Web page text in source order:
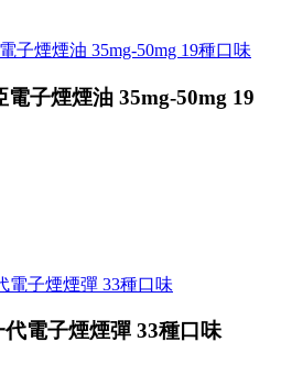
子煙煙油 35mg-50mg 19
代電子煙煙彈 33種口味